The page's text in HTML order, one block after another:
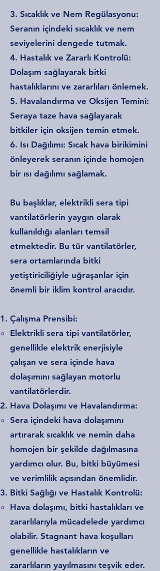
3. Sıcaklık ve Nem Regülasyonu:
Seranın içindeki sıcaklık ve nem
seviyelerini dengede tutmak.
4. Hastalık ve Zararlı Kontrolü:
Dolaşım sağlayarak bitki
hastalıklarını ve zararlıları önlemek.
5. Havalandırma ve Oksijen Temini:
Seraya taze hava sağlayarak
bitkiler için oksijen temin etmek.
6. Isı Dağılımı: Sıcak hava birikimini
önleyerek seranın içinde homojen
bir ısı dağılımı sağlamak.
Bu başlıklar, elektrikli sera tipi
vantilatörlerin yaygın olarak
kullanıldığı alanları temsil
etmektedir. Bu tür vantilatörler,
sera ortamlarında bitki
yetiştiriciliğiyle uğraşanlar için
önemli bir iklim kontrol aracıdır.
Çalışma Prensibi:
Elektrikli sera tipi vantilatörler,
genellikle elektrik enerjisiyle
çalışan ve sera içinde hava
dolaşımını sağlayan motorlu
vantilatörlerdir.
Hava Dolaşımı ve Havalandırma:
Sera içindeki hava dolaşımını
artırarak sıcaklık ve nemin daha
homojen bir şekilde dağılmasına
yardımcı olur. Bu, bitki büyümesi
ve verimlilik açısından önemlidir.
Bitki Sağlığı ve Hastalık Kontrolü:
Hava dolaşımı, bitki hastalıkları ve
zararlılarıyla mücadelede yardımcı
olabilir. Stagnant hava koşulları
genellikle hastalıkların ve
zararlıların yayılmasını teşvik eder.